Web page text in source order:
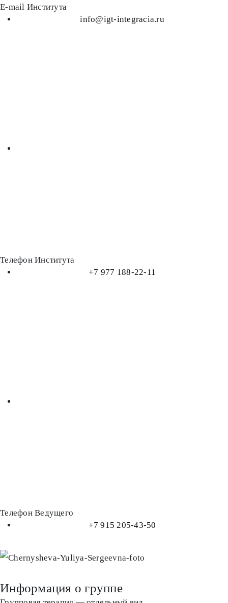
E-mail Института
info@igt-integracia.ru
Телефон Института
+7 977 188-22-11
Телефон Ведущего
+7 915 205-43-50
Информация о группе